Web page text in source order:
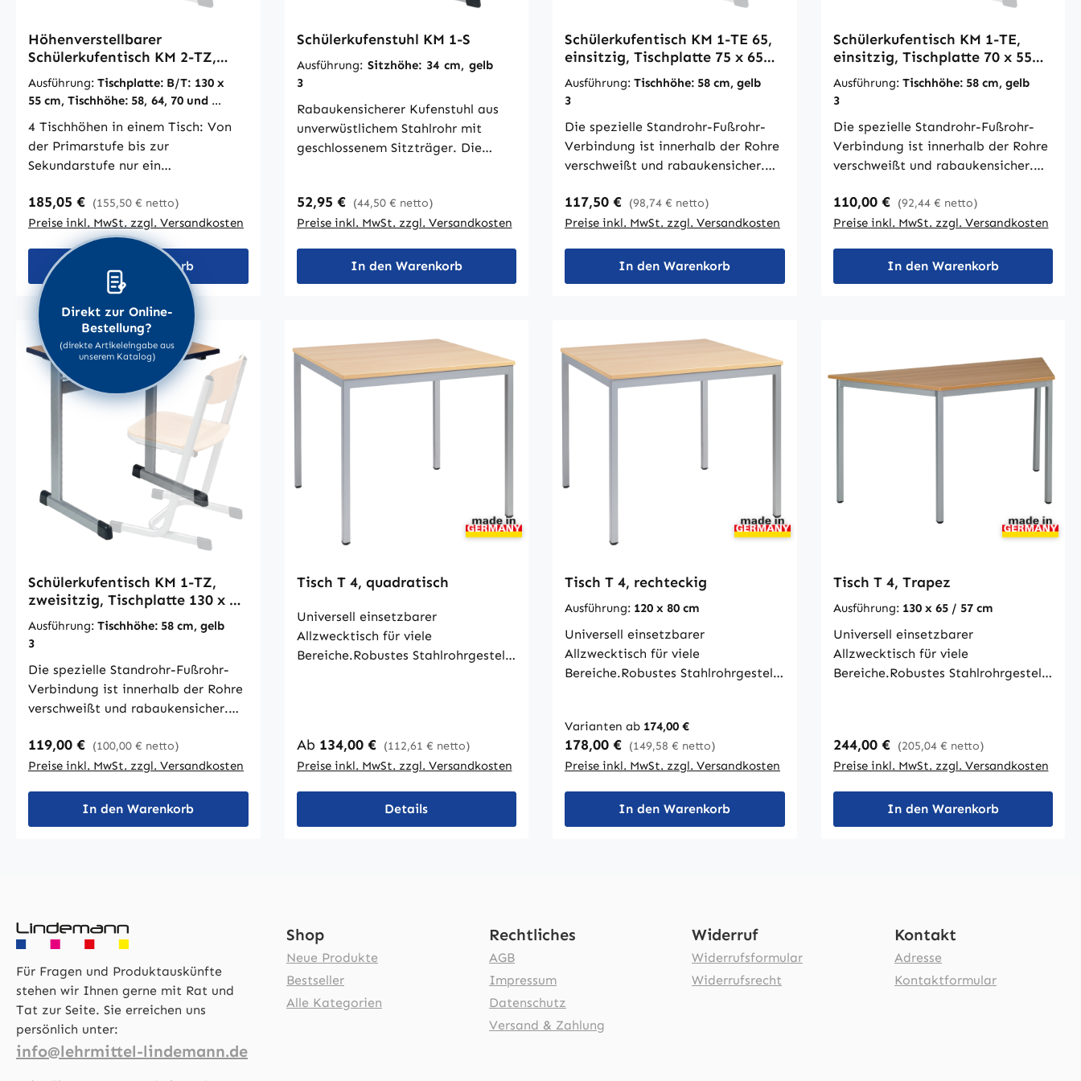
Höhenverstellbarer
Schülerkufentisch KM 2-TZ,
zweisitzig
Ausführung: Tischplatte: B/T: 130 x
55 cm, Tischhöhe: 58, 64, 70 und 76
4 Tischhöhen in einem Tisch: Von
der Primarstufe bis zur
Sekundarstufe nur ein
KM 2-T kein Problem. Mit diesem
leicht höhenverstellbaren Tisch
halten Sie immer das passende
Klassenmobiliar für Ihre Schüler
vorrätig. Einstellbare Tischhöhen
sind 58, 64, 70 und 76 cm. Die
spezielle Standrohr-Fußrohr-
Verbindung ist innerhalb der Rohre
verschweißt und rabaukensicher.
Der Tisch ist serienmäßig mit
Mappenhaken ausgestattet, beim
2-er Tisch mit 2 Mappenhaken. Die
Tischplatte ist 22 mm stark und
verfügt über eine absolut
stoßsichere, nahtlos angegossene
PU-Sicherheitskante in RAL 7024,
graphitgrau.Ohne Werkzeug
verstellbar
Regulärer Preis:
185,05 € (155,50 € netto)
Preise inkl. MwSt. zzgl. Versandkosten
In den Warenkorb
Schülerkufenstuhl KM 1-S
Ausführung: Sitzhöhe: 34 cm, gelb
3
Rabaukensicherer Kufenstuhl aus
unverwüstlichem Stahlrohr mit
geschlossenem Sitzträger. Die
in U-Form. Das bringt zusätzliche
Stabilität. Die Rücken- und
melaminharzbeschichtetem
Buchensperrholz in Dekor
Aufstuhlungsschutz an den
Unterseiten.Auf Wunsch:
Kufengleiter mit Filzeinlage + 5,04
Regulärer Preis:
52,95 € (44,50 € netto)
Preise inkl. MwSt. zzgl. Versandkosten
In den Warenkorb
Schülerkufentisch KM 1-TE 65,
einsitzig, Tischplatte 75 x 65
cm
Ausführung: Tischhöhe: 58 cm, gelb
3
Die spezielle Standrohr-Fußrohr-
Verbindung ist innerhalb der Rohre
verschweißt und rabaukensicher.
einem Mappenhaken ausgestattet,
während der 2-er Tisch mit zwei
ist. Die Tischplatte ist 22 mm stark
und verfügt über eine absolut
graphitgrau. Auf Wunsch:
Kufengleiter mit Filzeinlage + 6,30
€ / 7,50 € pro TischGröße nach DIN
Regulärer Preis:
117,50 € (98,74 € netto)
Preise inkl. MwSt. zzgl. Versandkosten
In den Warenkorb
Schülerkufentisch KM 1-TE,
einsitzig, Tischplatte 70 x 55
cm
Ausführung: Tischhöhe: 58 cm, gelb
3
Die spezielle Standrohr-Fußrohr-
Verbindung ist innerhalb der Rohre
verschweißt und rabaukensicher.
Mappenhaken ausgestattet, beim
2-er Tisch mit 2 Mappenhaken. Die
verfügt über eine absolut
stoßsichere, nahtlos angegossene
€ / 7,50 € pro TischGröße nach DIN
ISO 5970
Regulärer Preis:
110,00 € (92,44 € netto)
Preise inkl. MwSt. zzgl. Versandkosten
In den Warenkorb
Schülerkufentisch KM 1-TZ,
zweisitzig, Tischplatte 130 x 55
cm
Ausführung: Tischhöhe: 58 cm, gelb
3
Die spezielle Standrohr-Fußrohr-
Verbindung ist innerhalb der Rohre
verschweißt und rabaukensicher.
Mappenhaken ausgestattet, beim
2-er Tisch mit 2 Mappenhaken. Die
verfügt über eine absolut
stoßsichere, nahtlos angegossene
ISO 5970
Regulärer Preis:
119,00 € (100,00 € netto)
Preise inkl. MwSt. zzgl. Versandkosten
In den Warenkorb
Tisch T 4, quadratisch
Universell einsetzbarer
Allzwecktisch für viele
Bereiche.Robustes Stahlrohrgestell,
mm starken ABS-Umleimer
umgeben. Die Tischhöhe beträgt
72 cm. Die Tischbeine sind
ausgestattet mit
Bodenausgleichsschrauben.
Regulärer Preis:
Ab 134,00 € (112,61 € netto)
Preise inkl. MwSt. zzgl. Versandkosten
Details
Tisch T 4, rechteckig
Ausführung: 120 x 80 cm
Universell einsetzbarer
Allzwecktisch für viele
Bereiche.Robustes Stahlrohrgestell,
sind fest verschweißt. Die 19 mm
starke Tischplatte ist mit einem 3
mm starken ABS-Umleimer
umgeben. Die Tischhöhe beträgt
72 cm. Die Tischbeine sind
ausgestattet mit
Varianten ab 174,00 €
Regulärer Preis:
178,00 € (149,58 € netto)
Preise inkl. MwSt. zzgl. Versandkosten
In den Warenkorb
Tisch T 4, Trapez
Ausführung: 130 x 65 / 57 cm
Universell einsetzbarer
Allzwecktisch für viele
Bereiche.Robustes Stahlrohrgestell,
starke Tischplatte ist mit einem 3
mm starken ABS-Umleimer
umgeben. Die Tischhöhe beträgt
72 cm. Die Tischbeine sind
ausgestattet mit
Regulärer Preis:
244,00 € (205,04 € netto)
Preise inkl. MwSt. zzgl. Versandkosten
In den Warenkorb
Für Fragen und Produktauskünfte
stehen wir Ihnen gerne mit Rat und
Tat zur Seite. Sie erreichen uns
persönlich unter:
info@lehrmittel-lindemann.de
Shop
Neue Produkte
Bestseller
Alle Kategorien
Rechtliches
AGB
Impressum
Datenschutz
Versand & Zahlung
Widerruf
Widerrufsformular
Widerrufsrecht
Kontakt
Adresse
Kontaktformular
Direkt zur Online-
Bestellung?
(direkte Artikeleingabe aus
unserem Katalog)